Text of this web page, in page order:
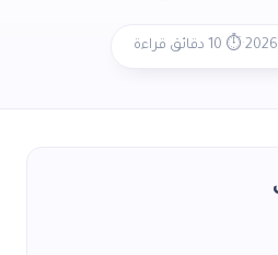
·⏱️ 10 دقائق قراءة